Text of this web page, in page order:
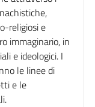
religiosi e
immaginario, in
e ideologici. I
le linee di
e le